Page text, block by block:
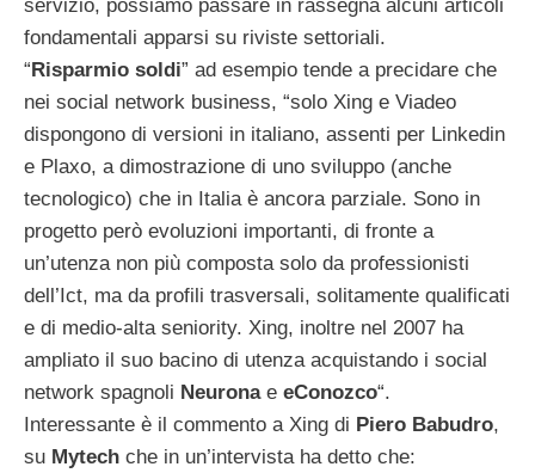
servizio, possiamo passare in rassegna alcuni articoli
fondamentali apparsi su riviste settoriali.
“ Risparmio soldi” ad esempio tende a precidare che
nei social network business, “solo Xing e Viadeo
dispongono di versioni in italiano, assenti per Linkedin
e Plaxo, a dimostrazione di uno sviluppo (anche
tecnologico) che in Italia è ancora parziale. Sono in
progetto però evoluzioni importanti, di fronte a
un’utenza non più composta solo da professionisti
dell’Ict, ma da profili trasversali, solitamente qualificati
e di medio-alta seniority. Xing, inoltre nel 2007 ha
ampliato il suo bacino di utenza acquistando i social
network spagnoli Neuronae eConozco“.
Interessante è il commento a Xing di Piero Babudro,
su Mytech che in un’intervista ha detto che: